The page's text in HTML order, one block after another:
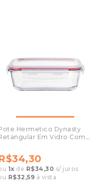
Hermetico Dynasty
Em Vidro Com
1x de R$34,30 s/ juros
R$32,59 à vista